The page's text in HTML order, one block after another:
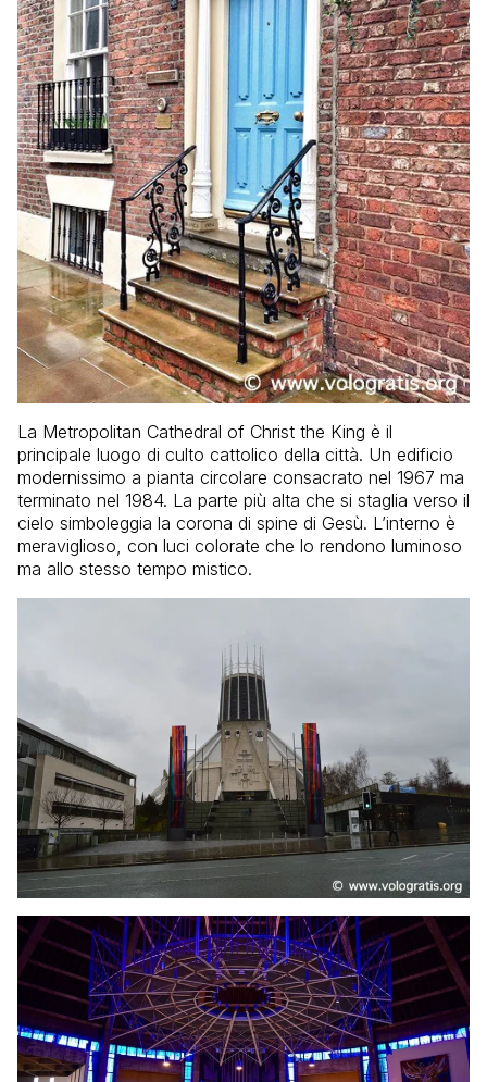
La Metropolitan Cathedral of Christ the King è il
principale luogo di culto cattolico della città. Un edificio
modernissimo a pianta circolare consacrato nel 1967 ma
terminato nel 1984. La parte più alta che si staglia verso il
cielo simboleggia la corona di spine di Gesù. L’interno è
meraviglioso, con luci colorate che lo rendono luminoso
ma allo stesso tempo mistico.